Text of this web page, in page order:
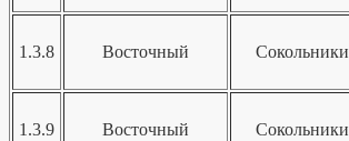
1.3.8 Восточный Сокольники
1.3.9 Восточный Сокольники